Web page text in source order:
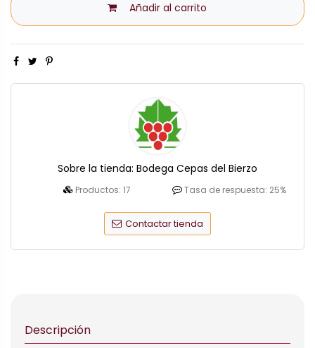
Añadir al carrito
Sobre la tienda: Bodega Cepas del Bierzo
Productos: 17 Tasa de respuesta: 25%
Contactar tienda
Descripción